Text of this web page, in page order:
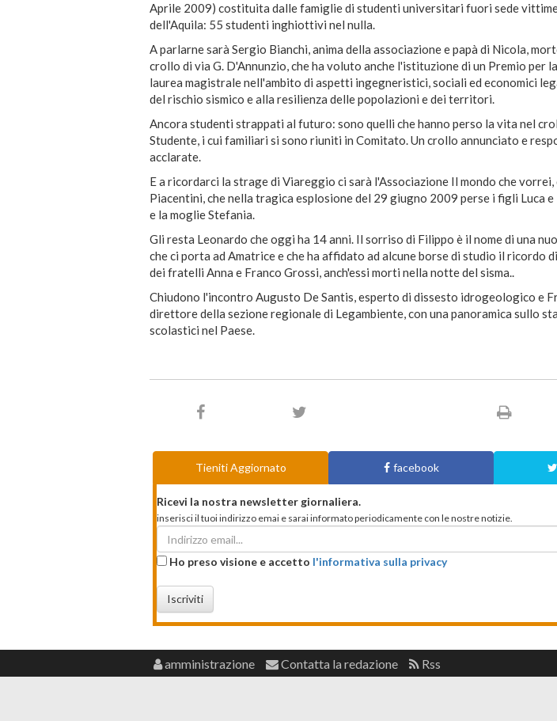
Aprile 2009) costituita dalle famiglie di studenti universitari fuori sede
dell'Aquila: 55 studenti inghiottivi nel nulla.
A parlarne sarà Sergio Bianchi, anima della associazione e papà di Nicola,
crollo di via G. D'Annunzio, che ha voluto anche l'istituzione di un Premio per
laurea magistrale nell'ambito di aspetti ingegneristici, sociali ed economici
del rischio sismico e alla resilienza delle popolazioni e dei territori.
Ancora studenti strappati al futuro: sono quelli che hanno perso la vita nel
Studente, i cui familiari si sono riuniti in Comitato. Un crollo annunciato e
acclarate.
E a ricordarci la strage di Viareggio ci sarà l'Associazione Il mondo che
Piacentini, che nella tragica esplosione del 29 giugno 2009 perse i figli Luca e
e la moglie Stefania.
Gli resta Leonardo che oggi ha 14 anni. Il sorriso di Filippo è il nome di una
che ci porta ad Amatrice e che ha affidato ad alcune borse di studio il ricordo
dei fratelli Anna e Franco Grossi, anch'essi morti nella notte del sisma..
Chiudono l'incontro Augusto De Santis, esperto di dissesto idrogeologico e
direttore della sezione regionale di Legambiente, con una panoramica sullo
scolastici nel Paese.
Tieniti Aggiornato facebook
Ricevi la nostra newsletter giornaliera.
inserisci il tuoi indirizzo emai e sarai informato periodicamente con le nostre notizie.
Ho preso visione e accetto l'informativa sulla privacy
Iscriviti
amministrazione Contatta la redazione Rss